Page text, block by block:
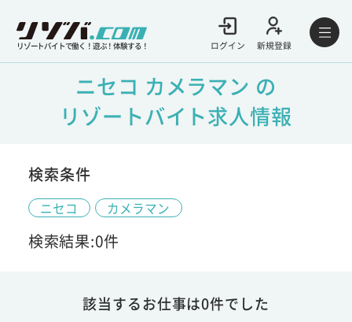
リゾートバイトで働く！遊ぶ！体験する！ ログイン 新規登録
ニセコ カメラマン の
リゾートバイト求人情報
検索条件
ニセコ カメラマン
検索結果:0件
該当するお仕事は0件でした